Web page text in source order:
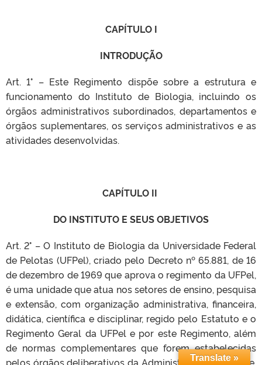
CAPÍTULO I
INTRODUÇÃO
Art. 1° – Este Regimento dispõe sobre a estrutura e
funcionamento do Instituto de Biologia, incluindo os
órgãos administrativos subordinados, departamentos e
órgãos suplementares, os serviços administrativos e as
atividades desenvolvidas.
CAPÍTULO II
DO INSTITUTO E SEUS OBJETIVOS
Art. 2° – O Instituto de Biologia da Universidade Federal
de Pelotas (UFPel), criado pelo Decreto nº 65.881, de 16
de dezembro de 1969 que aprova o regimento da UFPel,
é uma unidade que atua nos setores de ensino, pesquisa
e extensão, com organização administrativa, financeira,
didática, científica e disciplinar, regido pelo Estatuto e o
Regimento Geral da UFPel e por este Regimento, além
de normas complementares que forem estabelecidas
pelos órgãos deliberativos da Administração Superior e,
Translate »